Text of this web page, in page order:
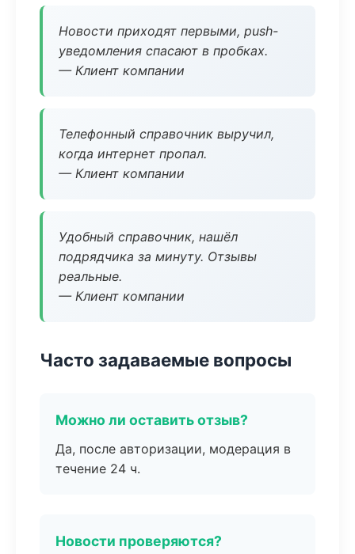
Новости приходят первыми, push-
уведомления спасают в пробках.
— Клиент компании
Телефонный справочник выручил,
когда интернет пропал.
— Клиент компании
Удобный справочник, нашёл
подрядчика за минуту. Отзывы
реальные.
— Клиент компании
Часто задаваемые вопросы
Можно ли оставить отзыв?
Да, после авторизации, модерация в
течение 24 ч.
Новости проверяются?